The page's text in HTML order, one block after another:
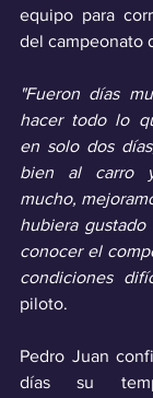
equipo para
del campeonato
"Fueron días
hacer todo lo
en solo dos
bien al carro
mucho,
hubiera
conocer el
condiciones
piloto.
Pedro Juan
días su